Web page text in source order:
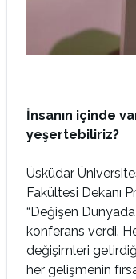
İnsanın içinde
yeşertebiliriz?
Üsküdar
Fakültesi Dekanı
“Değişen
konferans verdi.
değişimleri
her gelişmenin